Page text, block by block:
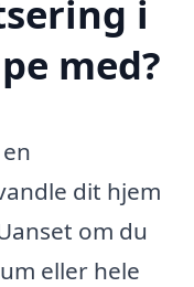
i
med?
dit hjem
om du
eller hele